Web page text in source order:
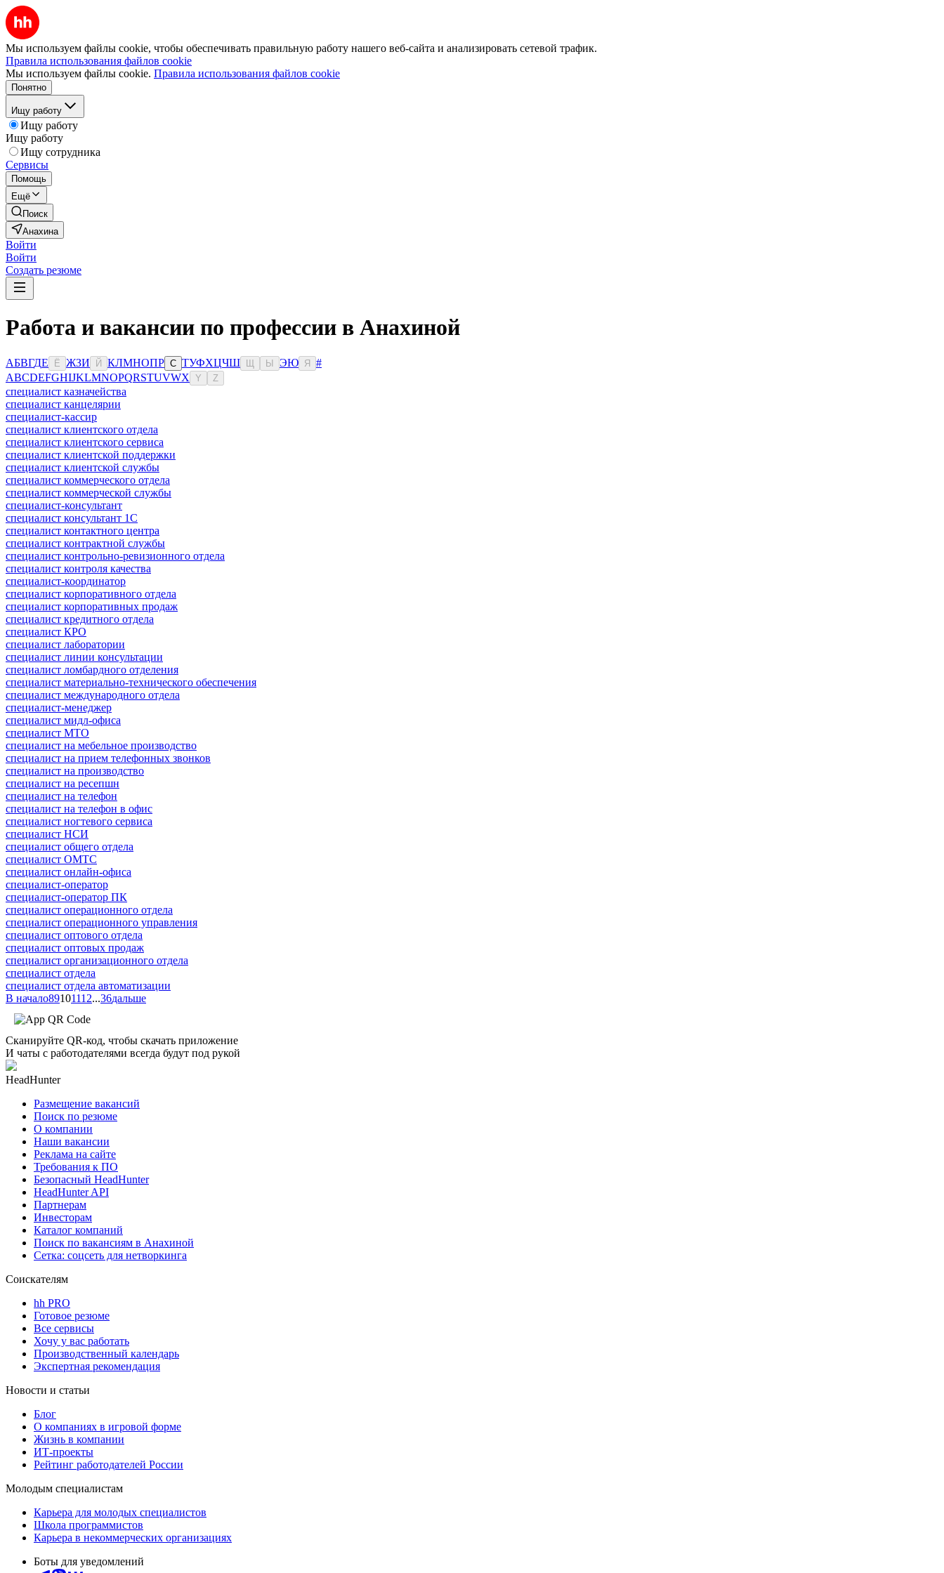
Мы используем файлы cookie, чтобы обеспечивать правильную работу нашего веб-сайта и анализировать сетевой трафик.
Правила использования файлов cookie
Мы используем файлы cookie. Правила использования файлов cookie
Понятно
Ищу работу
Ищу работу
Ищу работу
Ищу сотрудника
Сервисы
Помощь
Ещё
Поиск
Анахина
Войти
Войти
Создать резюме
Работа и вакансии по профессии в Анахиной
АБВГДЕ Ё ЖЗИ Й КЛМНОПР С ТУФХЦЧШ Ы ЭЮ Я
#
ABCDEFGHIJKLMNOPQRSTUVWX Y Z
специалист казначейства
специалист канцелярии
специалист-кассир
специалист клиентского отдела
специалист клиентского сервиса
специалист клиентской поддержки
специалист клиентской службы
специалист коммерческого отдела
специалист коммерческой службы
специалист-консультант
специалист консультант 1С
специалист контактного центра
специалист контрактной службы
специалист контрольно-ревизионного отдела
специалист контроля качества
специалист-координатор
специалист корпоративного отдела
специалист корпоративных продаж
специалист кредитного отдела
специалист КРО
специалист лаборатории
специалист линии консультации
специалист ломбардного отделения
специалист материально-технического обеспечения
специалист международного отдела
специалист-менеджер
специалист мидл-офиса
специалист МТО
специалист на мебельное производство
специалист на прием телефонных звонков
специалист на производство
специалист на ресепшн
специалист на телефон
специалист на телефон в офис
специалист ногтевого сервиса
специалист НСИ
специалист общего отдела
специалист ОМТС
специалист онлайн-офиса
специалист-оператор
специалист-оператор ПК
специалист операционного отдела
специалист операционного управления
специалист оптового отдела
специалист оптовых продаж
специалист организационного отдела
специалист отдела
специалист отдела автоматизации
В начало89101112...36дальше
Сканируйте QR-код, чтобы скачать приложение
И чаты с работодателями всегда будут под рукой
HeadHunter
Размещение вакансий
Поиск по резюме
О компании
Наши вакансии
Реклама на сайте
Требования к ПО
Безопасный HeadHunter
HeadHunter API
Партнерам
Инвесторам
Каталог компаний
Поиск по вакансиям в Анахиной
Сетка: соцсеть для нетворкинга
Соискателям
hh PRO
Готовое резюме
Все сервисы
Хочу у вас работать
Производственный календарь
Экспертная рекомендация
Новости и статьи
Блог
О компаниях в игровой форме
Жизнь в компании
ИТ-проекты
Рейтинг работодателей России
Молодым специалистам
Карьера для молодых специалистов
Школа программистов
Карьера в некоммерческих организациях
Боты для уведомлений